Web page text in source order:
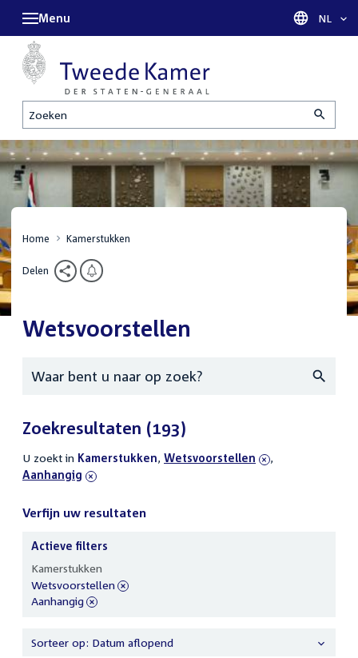
Zoeken
Menu Taal
NL
Home Kamerstukken
Delen
Wetsvoorstellen
Zoeken
Zoekresultaten (193)
U zoekt in actieve
filters
Kamerstukken, verwijder
Wetsvoorstellen ,
Aanhangig
Verfijn uw resultaten
uw
resultaten
Actieve filters
Kamerstukken
verwijder
filter
Wetsvoorstellen
verwijder
Aanhangig
Sorteer op: Datum aflopend